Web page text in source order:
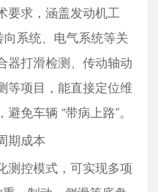
要求，涵盖发动机工
系统、电气系统等关
器打滑检测、传动轴动
等项目，能直接定位维
免车辆 “带病上路”。
期成本
测控模式，可实现多项